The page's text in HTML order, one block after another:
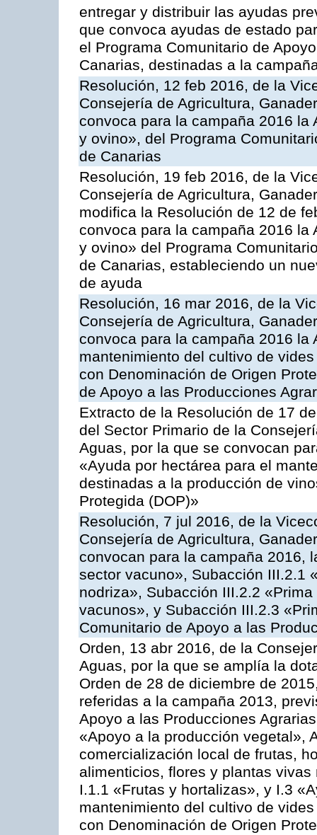
entregar y distribuir las ayudas
que convoca ayudas de estado
el Programa Comunitario de
Canarias, destinadas a la
Resolución, 12 feb 2016, de la
Consejería de Agricultura,
convoca para la campaña 2016
y ovino», del Programa
de Canarias
Resolución, 19 feb 2016, de la
Consejería de Agricultura,
modifica la Resolución de 12 de
convoca para la campaña 2016
y ovino» del Programa
de Canarias, estableciendo un
de ayuda
Resolución, 16 mar 2016, de la
Consejería de Agricultura,
convoca para la campaña 2016
mantenimiento del cultivo de
con Denominación de Origen
de Apoyo a las Producciones
Extracto de la Resolución de 17
del Sector Primario de la
Aguas, por la que se convocan
«Ayuda por hectárea para el
destinadas a la producción de
Protegida (DOP)»
Resolución, 7 jul 2016, de la
Consejería de Agricultura,
convocan para la campaña 2016,
sector vacuno», Subacción III.2.1
nodriza», Subacción III.2.2
vacunos», y Subacción III.2.3
Comunitario de Apoyo a las
Orden, 13 abr 2016, de la
Aguas, por la que se amplía la
Orden de 28 de diciembre de
referidas a la campaña 2013,
Apoyo a las Producciones
«Apoyo a la producción vegetal»,
comercialización local de frutas,
alimenticios, flores y plantas
I.1.1 «Frutas y hortalizas», y I.3
mantenimiento del cultivo de
con Denominación de Origen